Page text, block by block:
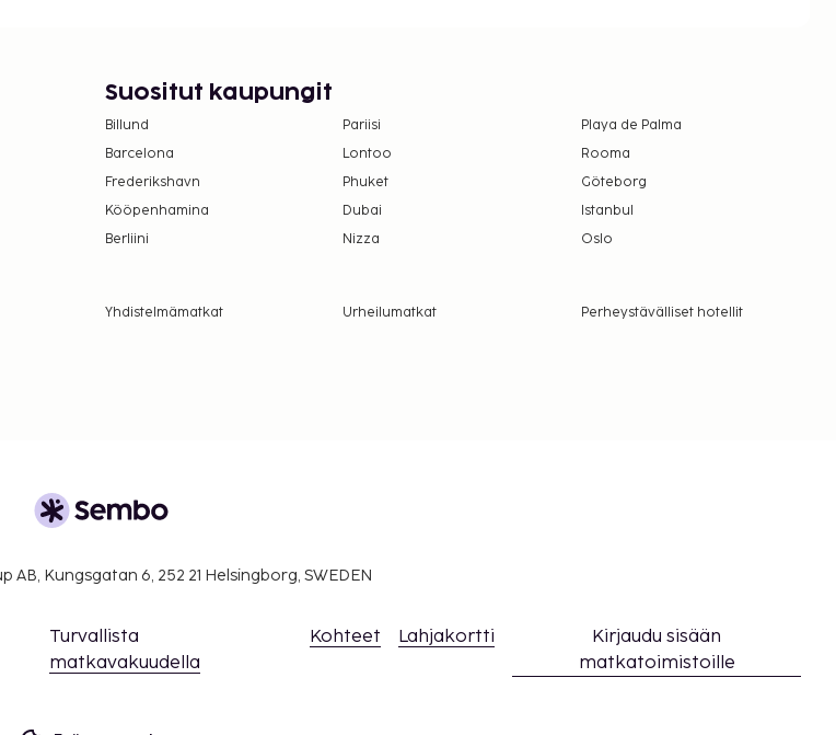
Suositut kaupungit
Billund Pariisi
Playa de Palma
Barcelona
Lontoo
Rooma
Frederikshavn
Phuket
Göteborg
Kööpenhamina
Dubai
Istanbul
Berliini
Nizza Oslo
Yhdistelmämatkat Urheilumatkat
Perheystävälliset hotellit
AB, Kungsgatan 6, 252 21 Helsingborg, SWEDEN
Turvallista
matkavakuudella
Kohteet Lahjakortti
Kirjaudu sisään
matkatoimistoille